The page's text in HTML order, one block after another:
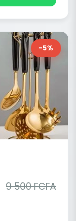
-5%
9 500 FCFA